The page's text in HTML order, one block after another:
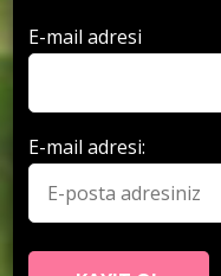
E-mail adresi
E-mail adresi: